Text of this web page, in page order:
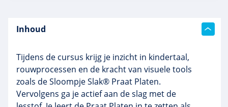
Inhoud
Tijdens de cursus krijg je inzicht in kindertaal,
rouwprocessen en de kracht van visuele tools
zoals de Sloompje Slak® Praat Platen.
Vervolgens ga je actief aan de slag met de